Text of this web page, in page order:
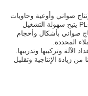
صواني وأوعية وحاويات
رقائق الألومنيوم. وهي مجهزة بنظام تحكم PLC يتيح سهولة التشغيل
صواني بأشكال وأحجام
المحددة.
وتركيبها وتدريبها.
زيادة الإنتاجية وتقليل